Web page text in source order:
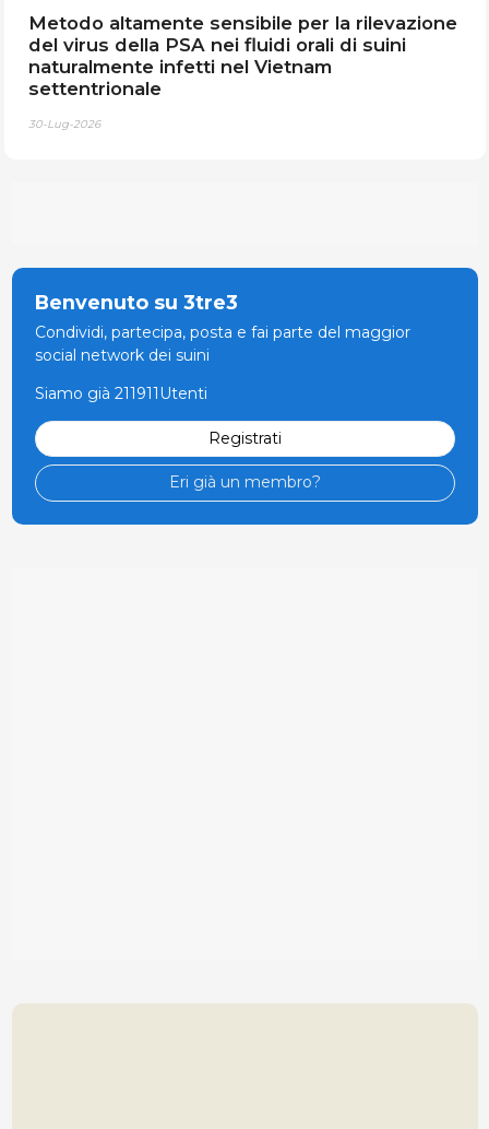
Metodo altamente sensibile per la rilevazione
del virus della PSA nei fluidi orali di suini
naturalmente infetti nel Vietnam
settentrionale
30-Lug-2026
Benvenuto su 3tre3
Condividi, partecipa, posta e fai parte del maggior
social network dei suini
Siamo già 211911Utenti
Registrati
Eri già un membro?